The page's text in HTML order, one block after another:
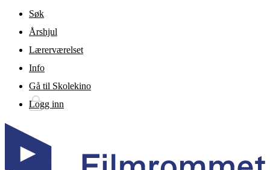
Gå til hovedinnhold
Søk
Årshjul
Lærerværelset
Info
Gå til Skolekino
Logg inn